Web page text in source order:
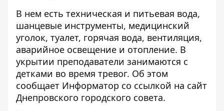
В нем есть техническая и питьевая вода,
шанцевые инструменты, медицинский
уголок, туалет, горячая вода, вентиляция,
аварийное освещение и отопление. В
укрытии преподаватели занимаются с
детками во время тревог. Об этом
сообщает Информатор со ссылкой на сайт
Днепровского городского совета.